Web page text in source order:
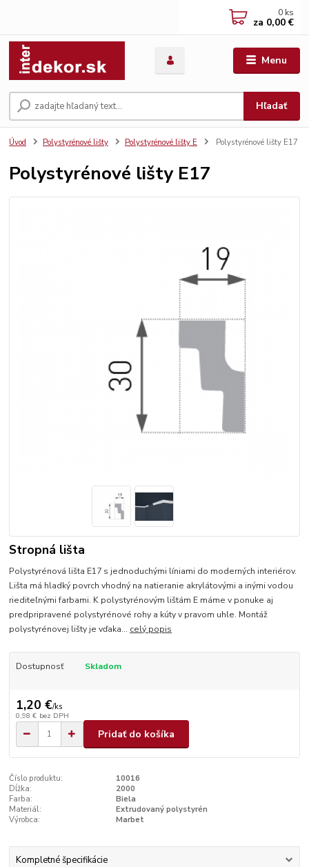
Menu
Hľadať
0 ks
za 0,00 €
Úvod Polystyrénové lišty Polystyrénové lišty E Polystyrénové lišty E17
Polystyrénové lišty E17
Stropná lišta
Polystyrénová lišta E17 s jednoduchými líniami do moderných interiérov.
Lišta má hladký povrch vhodný na natieranie akrylátovými a inými vodou
riediteľnými farbami. K polystyrénovým lištám E máme v ponuke aj
predpripravené polystyrénové rohy a kúty v pravom uhle. Montáž
polystyrénovej lišty je vďaka... celý popis
Dostupnosť Skladom
1,20 €/ks
0,98 € bez DPH
Pridať do košíka
Číslo produktu:
10016
Dĺžka:
2000
Farba:
Biela
Materiál:
Extrudovaný polystyrén
Výrobca:
Marbet
Kompletné špecifikácie